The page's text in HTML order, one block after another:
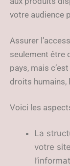
votre audience
Assurer
seulement être
pays, mais
droits humains,
Voici les
La
votre